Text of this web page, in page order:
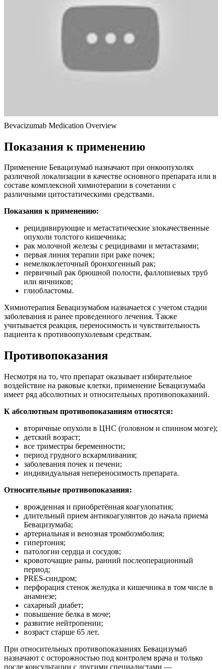
Bevacizumab Medication Overview
Показания к применению
Применение Бевацизумаб назначают при онкоопухолях
различной локализации в качестве основного препарата или в
составе комплексной химиотерапии в сочетании с
различными цитостатическими средствами.
Показания к применению:
рецидивирующие и метастатические злокачественные
опухоли толстого кишечника;
рак молочной железы с рецидивами и метастазами;
первая линия терапии при раке почек;
немелкоклеточный бронхогенный рак;
первичный рак брюшной полости, фаллопиевых труб
или яичников;
глиобластомы.
Химиотерапия Бевацизумабом назначается с учетом стадии
заболевания и ранее проведенного лечения. Также
учитывается реакция, переносимость и чувствительность
пациента к противоопухолевым средствам.
Противопоказания
Несмотря на то, что препарат оказывает избирательное
воздействие на раковые клетки, применение Бевацизумаба
имеет ряд абсолютных и относительных противопоказаний.
К абсолютным противопоказаниям относятся:
вторичные опухоли в ЦНС (головном и спинном мозге);
детский возраст;
все триместры беременности;
период грудного вскармливания;
заболевания почек и печени;
индивидуальная непереносимость препарата.
Относительные противопоказания:
врожденная и приобретённая коагулопатия;
длительный прием антикоагулянтов до начала приема
Бевацизумаба;
артериальная и венозная тромбоэмболия;
гипертония;
патологии сердца и сосудов;
кровоточащие раны, ранний послеоперационный
период;
PRES-синдром;
перфорация стенок желудка и кишечника в том числе в
анамнезе;
сахарный диабет;
повышение белка в моче;
развитие нейтропении;
возраст старше 65 лет.
При относительных противопоказаниях Бевацизумаб
назначают с осторожностью под контролем врача и только
после консультации с другими специалистами —